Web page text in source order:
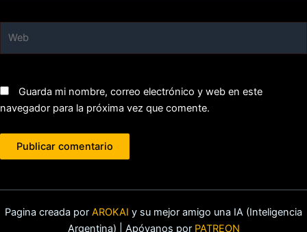
Guarda mi nombre, correo electrónico y web en este
navegador para la próxima vez que comente.
Pagina creada por AROKAI y su mejor amigo una IA (Inteligencia
Argentina) | Apóyanos por PATREON